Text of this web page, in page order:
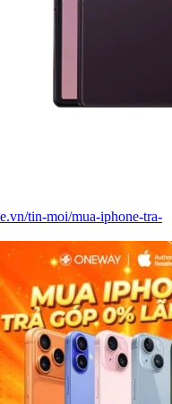
tin-moi/mua-iphone-tra-